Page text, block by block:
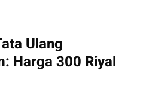
Ulang
Harga 300 Riyal